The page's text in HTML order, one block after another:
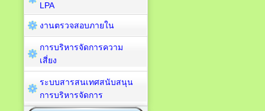
LPA
งานตรวจสอบภายใน
การบริหารจัดการความ
เสี่ยง
ระบบสารสนเทศสนับสนุน
การบริหารจัดการ